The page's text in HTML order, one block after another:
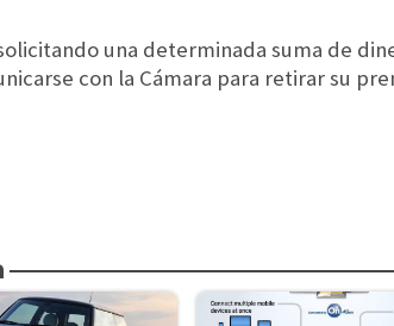
una determinada suma de
con la Cámara para retirar su